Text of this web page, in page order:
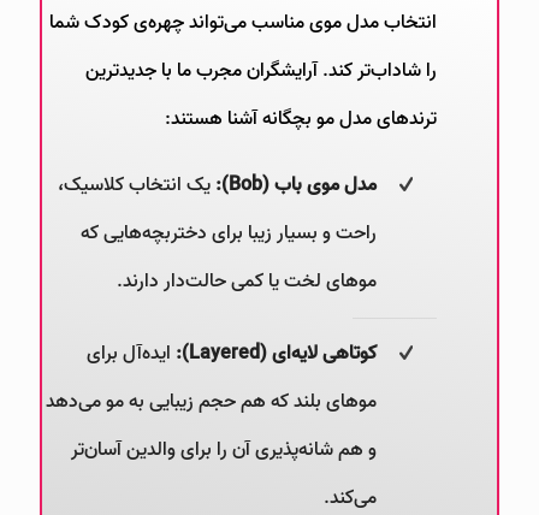
انتخاب مدل موی مناسب می‌تواند چهره‌ی کودک شما
را شاداب‌تر کند. آرایشگران مجرب ما با جدیدترین
ترندهای مدل مو بچگانه آشنا هستند:
مدل موی باب (Bob
):یک انتخاب کلاسیک،
راحت و بسیار زیبا برای دختربچه‌هایی که
موهای لخت یا کمی حالت‌دار دارند.
کوتاهی لایه‌ای (Layered
): ایده‌آل برای
موهای بلند که هم حجم زیبایی به مو می‌دهد
و هم شانه‌پذیری آن را برای والدین آسان‌تر
می‌کند.